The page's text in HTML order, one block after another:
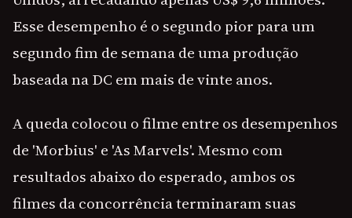
Esse desempenho é o segundo pior para um
segundo fim de semana de uma produção
baseada na DC em mais de vinte anos.
A queda colocou o filme entre os desempenhos
de 'Morbius' e 'As Marvels'. Mesmo com
resultados abaixo do esperado, ambos os
filmes da concorrência terminaram suas